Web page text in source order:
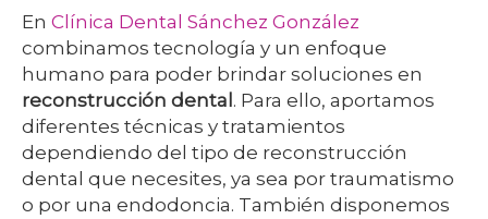
En Clínica Dental Sánchez González
combinamos tecnología y un enfoque
humano para poder brindar soluciones en
reconstrucción dental . Para ello, aportamos
diferentes técnicas y tratamientos
dependiendo del tipo de reconstrucción
dental que necesites, ya sea por traumatismo
o por una endodoncia. También disponemos